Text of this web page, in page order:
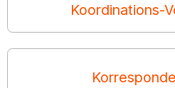
Koordinations-